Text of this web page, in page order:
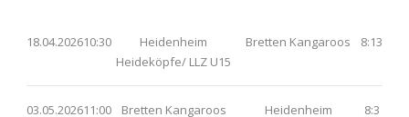
18.04.202610:30
Heidenheim
Heideköpfe/ LLZ U15
Bretten Kangaroos 8:13
03.05.202611:00 Bretten Kangaroos
Heidenheim
8:3